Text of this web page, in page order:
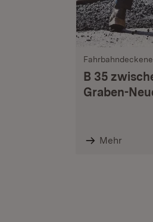
B 35
Graben-
Mehr